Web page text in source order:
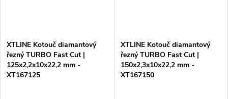
XTLINE Kotouč diamantový
řezný TURBO Fast Cut |
125x2,2x10x22,2 mm -
XT167125
XTLINE Kotouč diamantový
řezný TURBO Fast Cut |
150x2,3x10x22,2 mm -
XT167150